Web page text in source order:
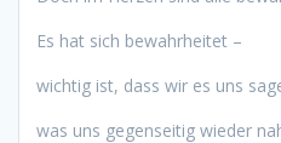
Es hat sich bewahrheitet –
wichtig ist, dass wir es uns
was uns gegenseitig wieder